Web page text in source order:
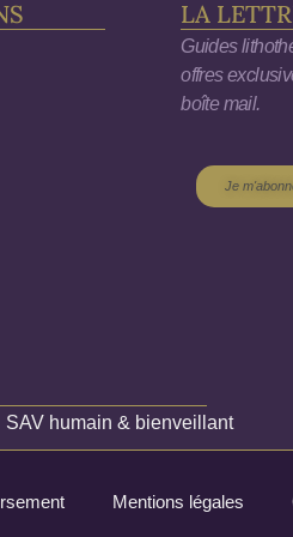
LA
Guides
offres
boîte mail.
Je
SAV humain & bienveillant
Mentions légales